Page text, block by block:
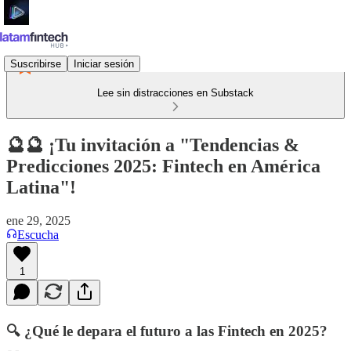
Suscribirse Iniciar sesión
Lee sin distracciones en Substack
🔮🔮 ¡Tu invitación a "Tendencias &
Predicciones 2025: Fintech en América
Latina"!
ene 29, 2025
Escucha
1
🔍 ¿Qué le depara el futuro a las Fintech en 2025?